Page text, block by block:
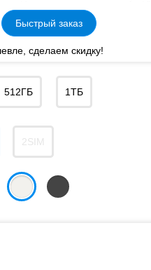
Быстрый заказ
сделаем скидку!
512ГБ 1ТБ
2SIM